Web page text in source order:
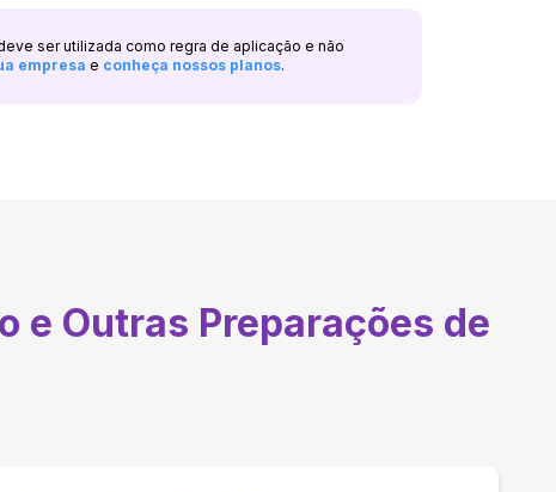
ser utilizada como regra de aplicação e não
empresa e conheça nossos planos.
e Outras Preparações de